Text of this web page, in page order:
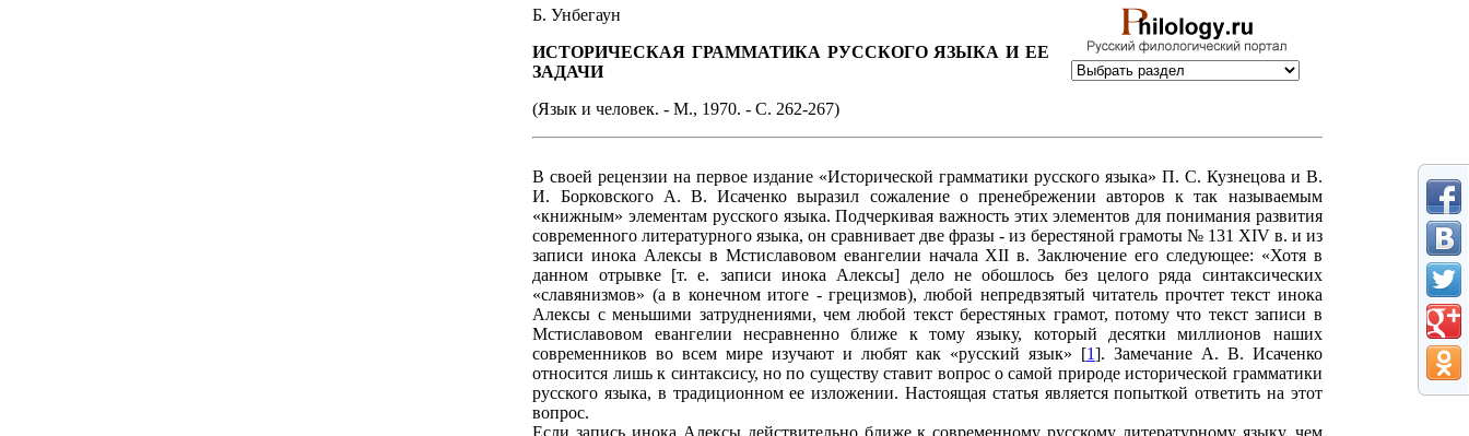
Б. Унбегаун
ИСТОРИЧЕСКАЯ ГРАММАТИКА РУССКОГО ЯЗЫКА И ЕЕ
ЗАДАЧИ
(Язык и человек. - М., 1970. - С. 262-267)
В своей рецензии на первое издание «Исторической грамматики русского языка» П. С. Кузнецова и В.
И. Борковского А. В. Исаченко выразил сожаление о пренебрежении авторов к так называемым
«книжным» элементам русского языка. Подчеркивая важность этих элементов для понимания развития
современного литературного языка, он сравнивает две фразы - из берестяной грамоты № 131 XIV в. и из
записи инока Алексы в Мстиславовом евангелии начала XII в. Заключение его следующее: «Хотя в
данном отрывке [т. е. записи инока Алексы] дело не обошлось без целого ряда синтаксических
«славянизмов» (а в конечном итоге - грецизмов), любой непредвзятый читатель прочтет текст инока
Алексы с меньшими затруднениями, чем любой текст берестяных грамот, потому что текст записи в
Мстиславовом евангелии несравненно ближе к тому языку, который десятки миллионов наших
современников во всем мире изучают и любят как «русский язык» [1]. Замечание А. В. Исаченко
относится лишь к синтаксису, но по существу ставит вопрос о самой природе исторической грамматики
русского языка, в традиционном ее изложении. Настоящая статья является попыткой ответить на этот
вопрос.
Если запись инока Алексы действительно ближе к современному русскому литературному языку, чем